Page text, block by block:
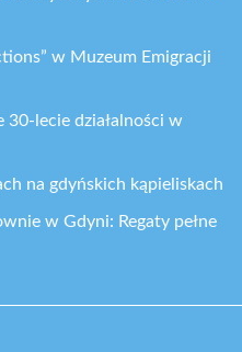
w Muzeum Emigracji
lecie działalności w
na gdyńskich kąpieliskach
w Gdyni: Regaty pełne